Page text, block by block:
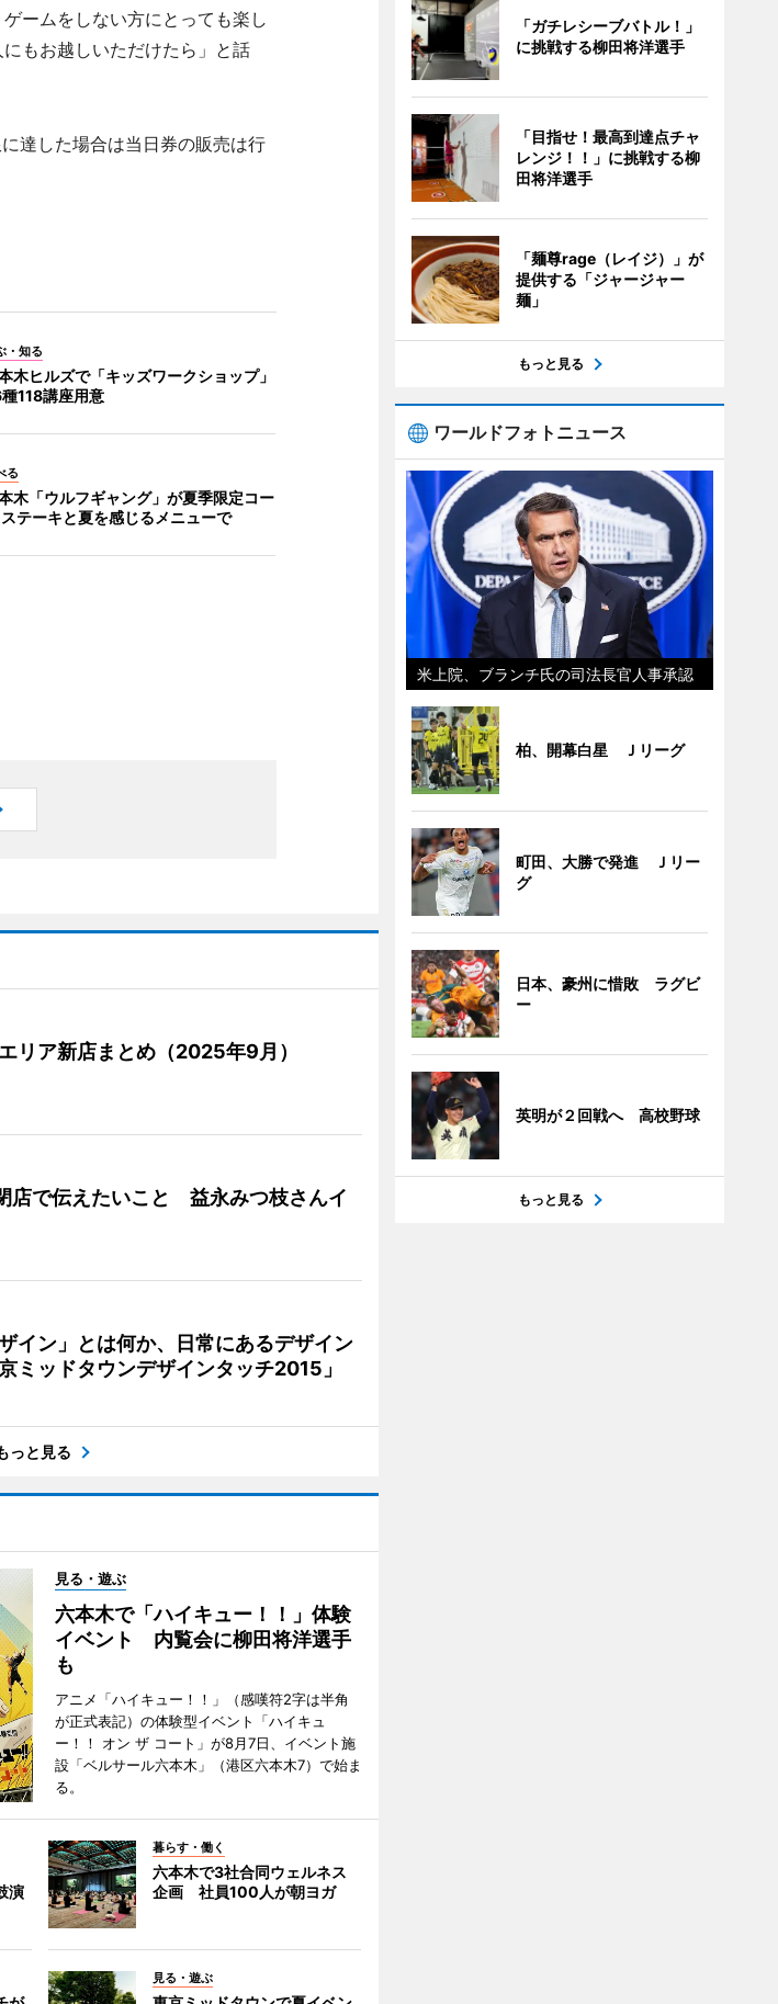
ームをしない方にとっても楽し
もお越しいただけたら」と話
達した場合は当日券の販売は行
・知る
木ヒルズで「キッズワークショップ」
118講座用意
る
木「ウルフギャング」が夏季限定コー
ステーキと夏を感じるメニューで
リア新店まとめ（2025年9月）
店で伝えたいこと 益永みつ枝さんイ
イン」とは何か、日常にあるデザイン
ミッドタウンデザインタッチ2015」
っと見る
見る・遊ぶ
六本木で「ハイキュー！！」体験
イベント 内覧会に柳田将洋選手
も
アニメ「ハイキュー！！」（感嘆符2字は半角
が正式表記）の体験型イベント「ハイキュ
ー！！ オン ザ コート」が8月7日、イベント施
設「ベルサール六本木」（港区六本木7）で始ま
る。
演
暮らす・働く
六本木で3社合同ウェルネス
企画 社員100人が朝ヨガ
見る・遊ぶ
「ガチレシーブバトル！」
に挑戦する柳田将洋選手
「目指せ！最高到達点チャ
レンジ！！」に挑戦する柳
田将洋選手
「麺尊rage（レイジ）」が
提供する「ジャージャー
麺」
もっと見る
ワールドフォトニュース
米上院、ブランチ氏の司法長官人事承認
柏、開幕白星 Ｊリーグ
町田、大勝で発進 Ｊリー
グ
日本、豪州に惜敗 ラグビ
ー
英明が２回戦へ 高校野球
もっと見る